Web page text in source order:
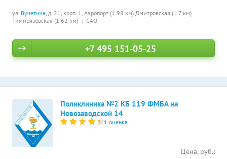
ул. Вучетича, д. 21, корп. 1, Аэропорт (1.98 км) Дмитровская (1.7 км)
Тимирязевская (1.62 км)
САО
+7 495 151-05-25
Поликлиника №2 КБ 119 ФМБА на
Новозаводской 14
1 оценка
Цена, руб.: